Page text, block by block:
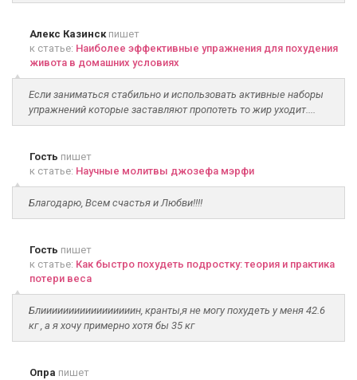
Алекс Казинскпишет
к статье: Наиболее эффективные упражнения для похудения
живота в домашних условиях
Если заниматься стабильно и использовать активные наборы
упражнений которые заставляют пропотеть то жир уходит....
Гость пишет
к статье: Научные молитвы джозефа мэрфи
Благодарю, Всем счастья и Любви!!!!
Гость пишет
к статье: Как быстро похудеть подростку: теория и практика
потери веса
Блииииииииииииииииин, кранты,я не могу похудеть у меня 42.6
кг , а я хочу примерно хотя бы 35 кг
Опра пишет